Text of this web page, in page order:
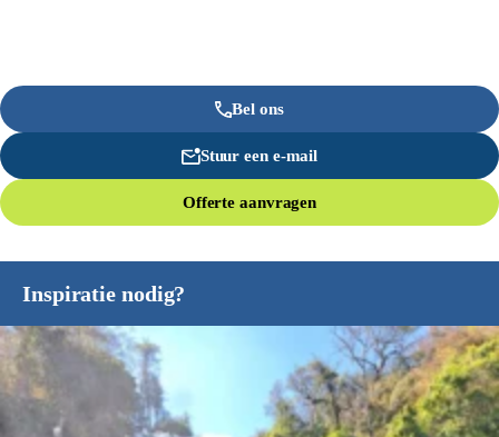
Bel ons
Stuur een e-mail
Offerte aanvragen
Inspiratie nodig?